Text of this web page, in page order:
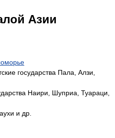
Азии
государства Пала, Алзи,
Наири, Шуприа, Туараци,
и др.